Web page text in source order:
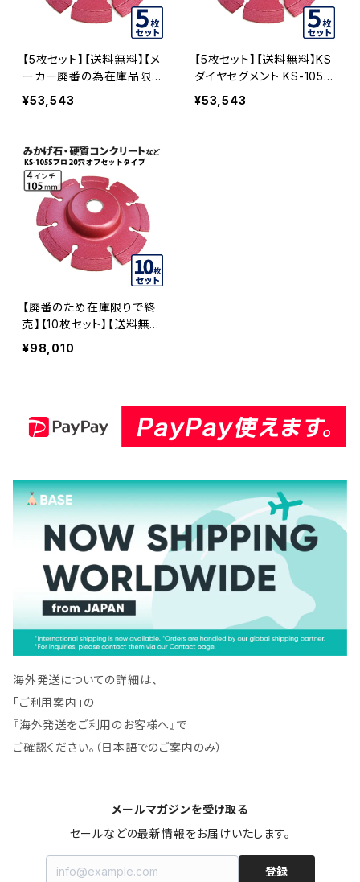
【5枚セット】【送料無料】【メ
ーカー廃番の為在庫品限
り】KSダイヤセグメント KS-
105Sプロ 15穴 内径15mm
プ) (ks-105spro-of15) ダ
イヤモンドカッター 刃キワ
切り コーナーカット 水平切
断 KS-105SPRO-OF15-0
¥53,543
【5枚セット】【送料無料】KS
ダイヤセグメント KS-105S
プロ 20穴 内径20mm オフ
セットタイプ(ハットタイプ)
¥53,543
【廃番のため在庫限りで終
売】【10枚セット】【送料無
料】KSダイヤセグメント KS
-105Sプロ 20穴 内径20m
ダイヤモンドカッター 刃キ
ワ切り コーナーカット 水平
¥98,010
海外発送についての詳細は、
「ご利用案内」の
『海外発送をご利用のお客様へ』で
ご確認ください。（日本語でのご案内のみ）
メールマガジンを受け取る
セールなどの最新情報をお届けいたします。
登録